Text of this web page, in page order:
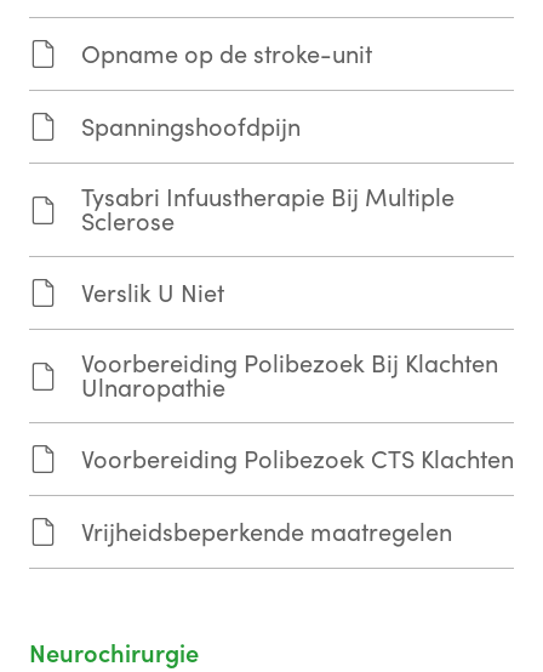
Opname op de stroke-unit
Spanningshoofdpijn
Tysabri Infuustherapie Bij Multiple
Sclerose
Verslik U Niet
Voorbereiding Polibezoek Bij Klachten
Ulnaropathie
Voorbereiding Polibezoek CTS Klachten
Vrijheidsbeperkende maatregelen
Neurochirurgie